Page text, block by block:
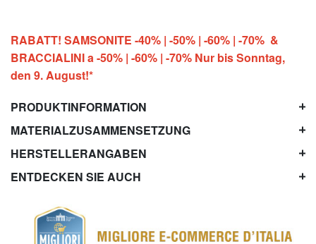
RABATT! SAMSONITE -40% | -50% | -60% | -70% &
BRACCIALINI a -50% | -60% | -70% Nur bis Sonntag,
den 9. August!*
PRODUKTINFORMATION
MATERIALZUSAMMENSETZUNG
HERSTELLERANGABEN
ENTDECKEN SIE AUCH